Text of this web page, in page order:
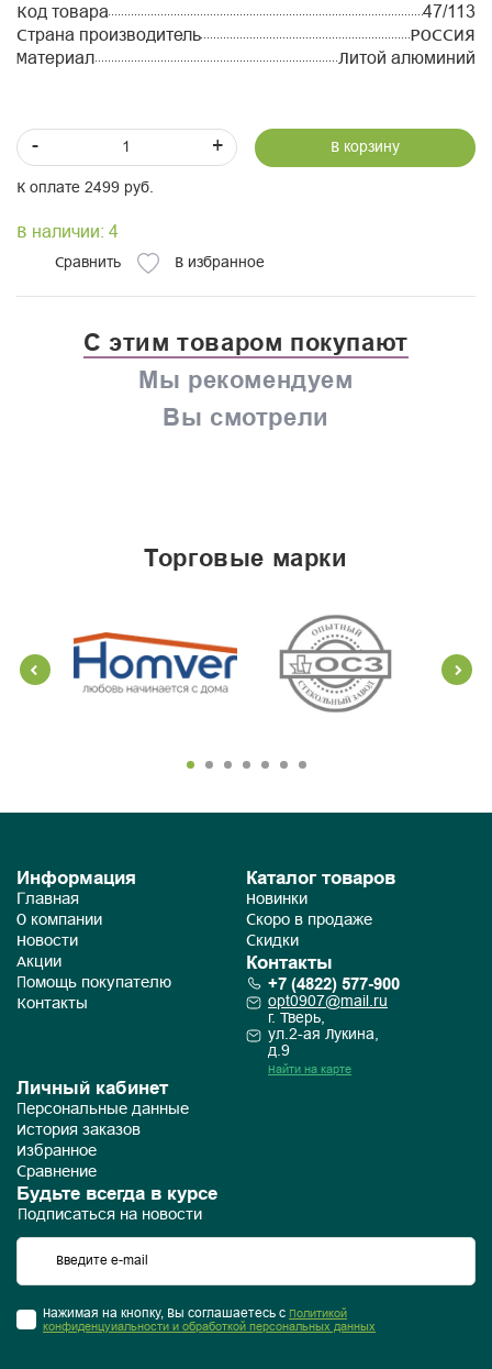
Код товара
47/113
Страна производитель
РОССИЯ
Материал
Литой алюминий
- + В корзину
К оплате 2499 руб.
В наличии: 4
Сравнить В избранное
С этим товаром покупают
Мы рекомендуем
Вы смотрели
торговые марки
Информация
Главная
О компании
Новости
Акции
Помощь покупателю
Контакты
Каталог товаров
Новинки
Скоро в продаже
Скидки
Контакты
+7 (4822) 577-900
opt0907@mail.ru
г. Тверь,
ул.2-ая Лукина,
д.9
Найти на карте
Личный кабинет
Персональные данные
История заказов
Избранное
Сравнение
Будьте всегда в курсе
Подписаться на новости
Нажимая на кнопку, Вы соглашаетесь с Политикой
конфиденцуиальности и обработкой персональных данных